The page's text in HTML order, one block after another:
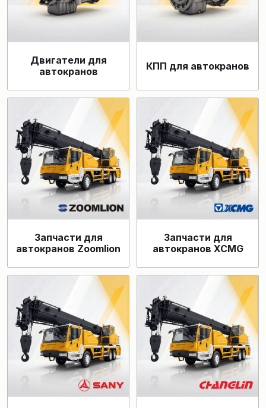
Двигатели для
автокранов
КПП для автокранов
Запчасти для
автокранов Zoomlion
Запчасти для
автокранов XCMG